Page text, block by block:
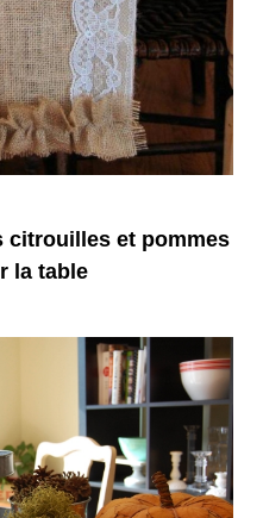
citrouilles et pommes
la table